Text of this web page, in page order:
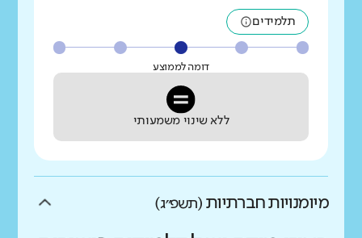
תלמידים
דומה לממוצע
ללא שינוי משמעותי
מיומנויות חברתיות (תשפ״ג)